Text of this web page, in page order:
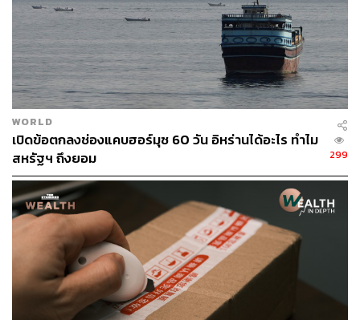
อ้างอิง:
www.click2houston.com/news/woman-with-controver
sial-anti-trump-sticker-on-truck-arrested-on-unrelated-
warrant
www.ibtimes.com/texas-driver-anti-trump-car-sticker-t
hreatened-criminal-charge-2615411
TAGS: Donald Trump
American Civil Liberties Union
Karen Fonseca
WORLD
เปิดข้อตกลงช่องแคบฮอร์มุซ 60 วัน อิหร่านได้อะไร ทำไม
สหรัฐฯ ถึงยอม
299